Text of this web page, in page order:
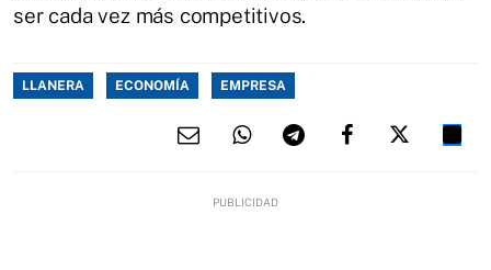
ser cada vez más competitivos.
LLANERA ECONOMÍA EMPRESA